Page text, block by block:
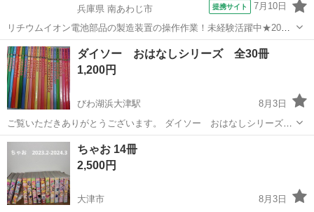
兵庫県 南あわじ市
提携サイト 7月10日
リチウムイオン電池部品の製造装置の操作作業！未経験活躍中★20～
50代の男性活躍中！嬉しい時給1,490円！生活支援物資事前対応可◎ワ
ンルーム寮完備！赴任旅費会社負担！正社員登用制度あり◎《兵庫県
南あわじ市》 人気の工場の...
兵庫 南あわじ市 その他
ダイソー おはなしシリーズ 全30冊
1,200円
びわ湖浜大津駅
8月3日
ご覧いただきありがとうございます。 ダイソー おはなしシリーズ
全30冊になります。 子供が小さい頃、寝かしつけの前などに読み聞か
せしておりました。 子供も大きくなり使わなくなりましたので、出品
いたします。 ■商品...
滋賀 大津市 びわ湖浜大津駅
ちゃお 14冊
2,500円
大津市
8月3日